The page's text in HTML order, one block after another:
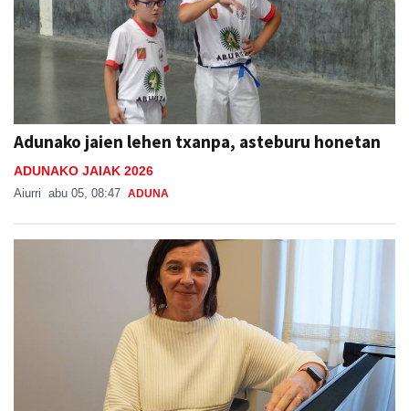
Adunako jaien lehen txanpa, asteburu honetan
ADUNAKO JAIAK 2026
Aiurri abu 05, 08:47 ADUNA